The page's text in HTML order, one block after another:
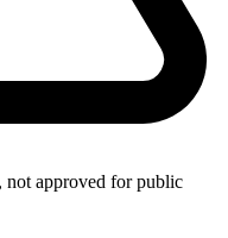
not approved for public